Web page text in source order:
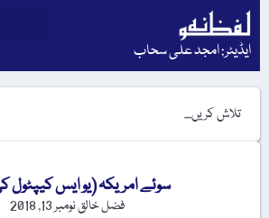
ایڈیٹر: امجد علی سحاب
سوئے امریکہ (یو ایس کیپٹول کی
فضل خالقنومبر 13, 2018